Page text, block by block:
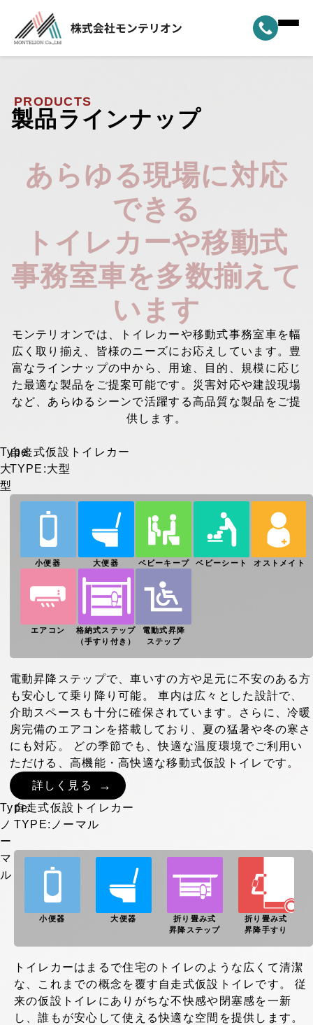
ホーム
選ばれる理由
製品ラインナップ ▼
モンテリオンについて ▼
新着情報
PRODUCTS
製品ラインナップ
あらゆる現場に対応
できる
トイレカーや移動式
事務室車を多数揃えて
います
モンテリオンでは、トイレカーや移動式事務室車を幅
広く取り揃え、皆様のニーズにお応えしています。豊
富なラインナップの中から、用途、目的、規模に応じ
た最適な製品をご提案可能です。災害対応や建設現場
など、あらゆるシーンで活躍する高品質な製品をご提
供します。
Type:
大
型
自走式仮設トイレカー
TYPE:大型
小便器 大便器 ベビーキープ ベビーシート オストメイト
エアコン
格納式ステップ
（手すり付き）
電動式昇降
ステップ
電動昇降ステップで、車いすの方や足元に不安のある方
も安心して乗り降り可能。 車内は広々とした設計で、
介助スペースも十分に確保されています。さらに、冷暖
房完備のエアコンを搭載しており、夏の猛暑や冬の寒さ
にも対応。 どの季節でも、快適な温度環境でご利用い
ただける、高機能・高快適な移動式仮設トイレです。
詳しく見る
Type:
ノ
ー
マ
ル
自走式仮設トイレカー
TYPE:ノーマル
小便器 大便器
折り畳み式
昇降ステップ
折り畳み式
昇降手すり
トイレカーはまるで住宅のトイレのような広くて清潔
な、これまでの概念を覆す自走式仮設トイレです。 従
来の仮設トイレにありがちな不快感や閉塞感を一新
し、誰もが安心して使える快適な空間を提供します。